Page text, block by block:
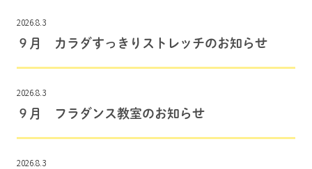
2026.8.3
９月 カラダすっきりストレッチのお知らせ
2026.8.3
９月 フラダンス教室のお知らせ
2026.8.3